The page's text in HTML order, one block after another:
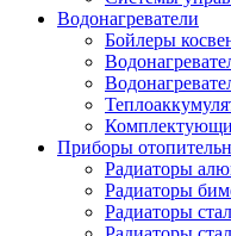
Водонагреватели
Бойлеры
Приборы
Радиаторы
Радиаторы
Радиаторы